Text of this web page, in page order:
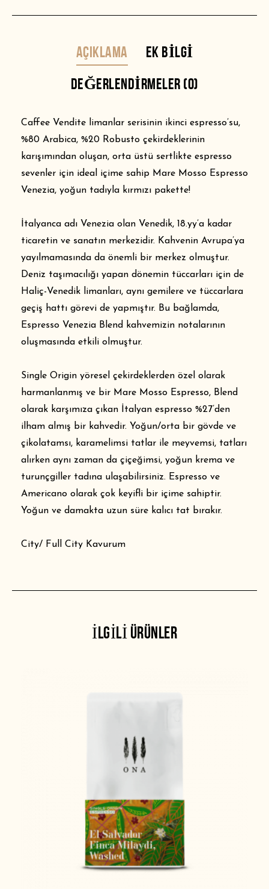
AÇIKLAMA
EK BILGI
DEĞERLENDIRMELER (0)
Caffee Vendite limanlar serisinin ikinci espresso’su,
%80 Arabica, %20 Robusto çekirdeklerinin
karışımından oluşan, orta üstü sertlikte espresso
sevenler için ideal içime sahip Mare Mosso Espresso
Venezia, yoğun tadıyla kırmızı pakette!
İtalyanca adı Venezia olan Venedik, 18.yy’a kadar
ticaretin ve sanatın merkezidir. Kahvenin Avrupa’ya
yayılmamasında da önemli bir merkez olmuştur.
Deniz taşımacılığı yapan dönemin tüccarları için de
Haliç-Venedik limanları, aynı gemilere ve tüccarlara
geçiş hattı görevi de yapmıştır. Bu bağlamda,
Espresso Venezia Blend kahvemizin notalarının
oluşmasında etkili olmuştur.
Single Origin yöresel çekirdeklerden özel olarak
harmanlanmış ve bir Mare Mosso Espresso, Blend
olarak karşımıza çıkan İtalyan espresso %27’den
ilham almış bir kahvedir. Yoğun/orta bir gövde ve
çikolatamsı, karamelimsi tatlar ile meyvemsi, tatları
alırken aynı zaman da çiçeğimsi, yoğun krema ve
turunçgiller tadına ulaşabilirsiniz. Espresso ve
Americano olarak çok keyifli bir içime sahiptir.
Yoğun ve damakta uzun süre kalıcı tat bırakır.
City/ Full City Kavurum
İLGILI ÜRÜNLER